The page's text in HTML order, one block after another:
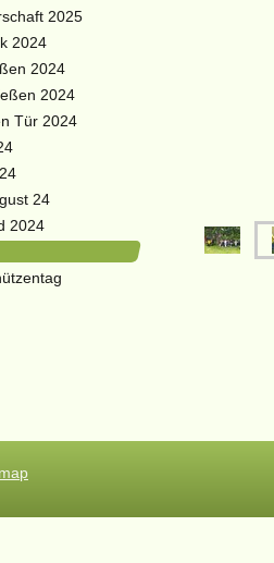
2025
2024
2024
2024
Tür 2024
24
2024